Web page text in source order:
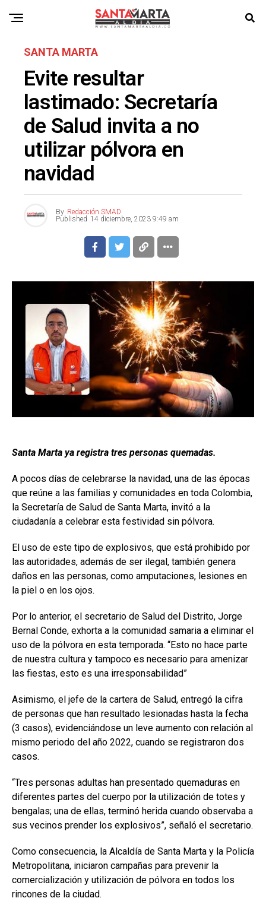
SANTA MARTA
Evite resultar
lastimado: Secretaría
de Salud invita a no
utilizar pólvora en
navidad
By Redacción SMAD
Published 14 diciembre, 2023 9:49 am
Santa Marta ya registra tres personas quemadas.
A pocos días de celebrarse la navidad, una de las épocas
que reúne a las familias y comunidades en toda Colombia,
la Secretaría de Salud de Santa Marta, invitó a la
ciudadanía a celebrar esta festividad sin pólvora.
El uso de este tipo de explosivos, que está prohibido por
las autoridades, además de ser ilegal, también genera
daños en las personas, como amputaciones, lesiones en
la piel o en los ojos.
Por lo anterior, el secretario de Salud del Distrito, Jorge
Bernal Conde, exhorta a la comunidad samaria a eliminar el
uso de la pólvora en esta temporada. “Esto no hace parte
de nuestra cultura y tampoco es necesario para amenizar
las fiestas, esto es una irresponsabilidad”
Asimismo, el jefe de la cartera de Salud, entregó la cifra
de personas que han resultado lesionadas hasta la fecha
(3 casos), evidenciándose un leve aumento con relación al
mismo periodo del año 2022, cuando se registraron dos
casos.
“Tres personas adultas han presentado quemaduras en
diferentes partes del cuerpo por la utilización de totes y
bengalas; una de ellas, terminó herida cuando observaba a
sus vecinos prender los explosivos”, señaló el secretario.
Como consecuencia, la Alcaldía de Santa Marta y la Policía
Metropolitana, iniciaron campañas para prevenir la
comercialización y utilización de pólvora en todos los
rincones de la ciudad.